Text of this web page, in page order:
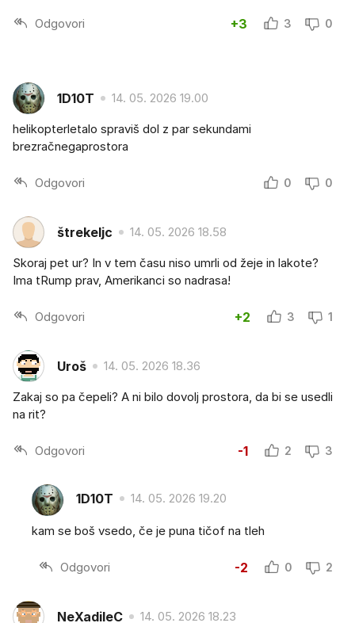
Odgovori +3 3 0
1D10T 14. 05. 2026 19.00
helikopterletalo spraviš dol z par sekundami
brezračnegaprostora
Odgovori 0 0
štrekeljc 14. 05. 2026 18.58
Skoraj pet ur? In v tem času niso umrli od žeje in lakote?
Ima tRump prav, Amerikanci so nadrasa!
Odgovori +2 3 1
Uroš 14. 05. 2026 18.36
Zakaj so pa čepeli? A ni bilo dovolj prostora, da bi se usedli
na rit?
Odgovori -1 2 3
1D10T 14. 05. 2026 19.20
kam se boš vsedo, če je puna tičof na tleh
Odgovori -2 0 2
NeXadileC 14. 05. 2026 18.23